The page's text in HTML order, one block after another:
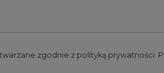
zgodnie z polityką prywatności.